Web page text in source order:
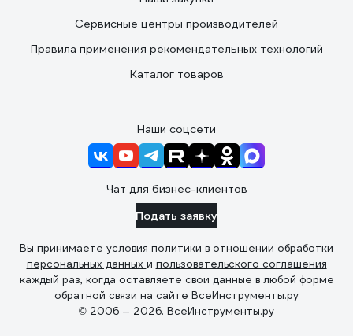
Сервисные центры производителей
Правила применения рекомендательных технологий
Каталог товаров
Наши соцсети
Чат для бизнес-клиентов
Подать заявку
Вы принимаете условия политики в отношении обработки
персональных данных и пользовательского соглашения
каждый раз, когда оставляете свои данные в любой форме
обратной связи на сайте ВсеИнструменты.ру
© 2006 — 2026. ВсеИнструменты.ру